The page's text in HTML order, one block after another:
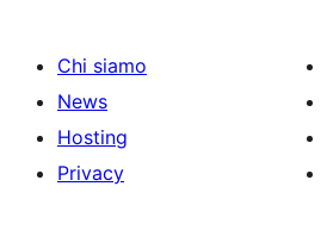
Chi siamo
News
Hosting
Privacy